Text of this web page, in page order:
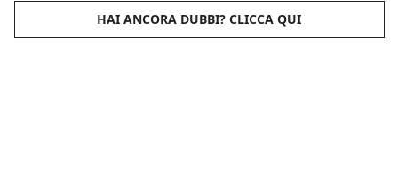
HAI ANCORA DUBBI? CLICCA QUI